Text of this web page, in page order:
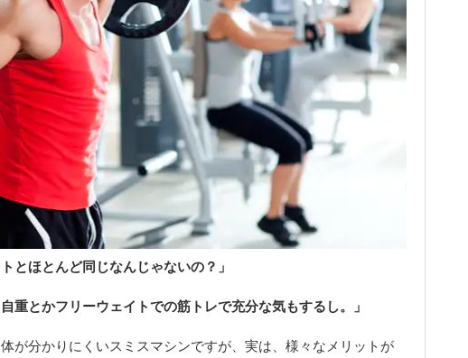
とほとんど同じなんじゃないの？」
重とかフリーウェイトでの筋トレで充分な気もするし。」
が分かりにくいスミスマシンですが、実は、様々なメリットが